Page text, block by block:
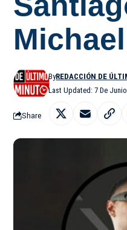
Last Updated: 7 De
ByREDACCIÓN DE
Share